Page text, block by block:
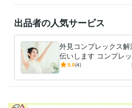
事務・ビジネスサポート / 事務（一般事
事務・ビジネスサポート / 文字起こし・デ
資格・検定
TOEIC 取得年 : 2006年
得意分野
悩み相談・カウンセリング
健康寿命、生活習慣病
心のお悩み
出品者の人気サービス
外見コンプレックス
伝いします コンプレ
にばかり目を向けて
5.0(4)